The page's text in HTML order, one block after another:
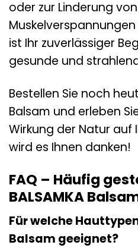
oder zur Linderung von
Muskelverspannungen
ist Ihr zuverlässiger
gesunde und
Bestellen Sie noch
Balsam und erleben
Wirkung der Natur auf
wird es Ihnen danken!
FAQ – Häufig
BALSAMKA
Für welche
Balsam geeignet?